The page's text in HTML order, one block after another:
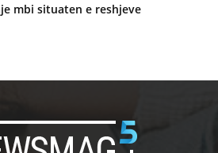
mbi situaten e reshjeve